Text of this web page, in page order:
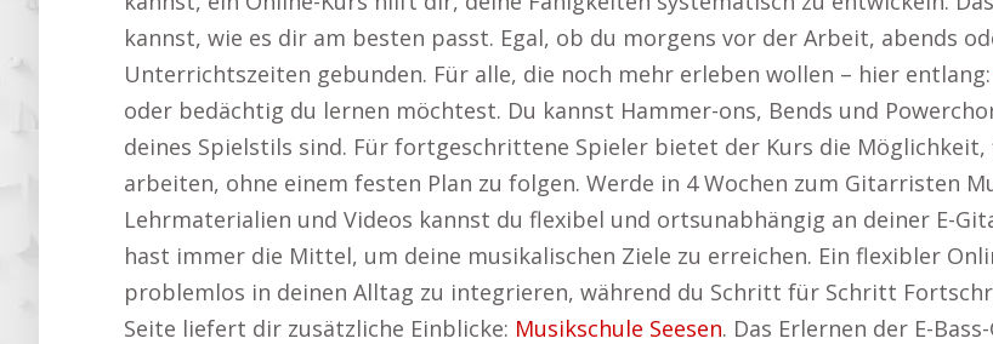
kannst, wie es dir am besten passt. Egal, ob du morgens vor der Arbeit, abends
Unterrichtszeiten gebunden. Für alle, die noch mehr erleben wollen – hier entlang:
oder bedächtig du lernen möchtest. Du kannst Hammer-ons, Bends und
deines Spielstils sind. Für fortgeschrittene Spieler bietet der Kurs die Möglichkeit,
arbeiten, ohne einem festen Plan zu folgen. Werde in 4 Wochen zum Gitarristen
Lehrmaterialien und Videos kannst du flexibel und ortsunabhängig an deiner E-
hast immer die Mittel, um deine musikalischen Ziele zu erreichen. Ein flexibler
problemlos in deinen Alltag zu integrieren, während du Schritt für Schritt
Seite liefert dir zusätzliche Einblicke: Musikschule Seesen. Das Erlernen der E-